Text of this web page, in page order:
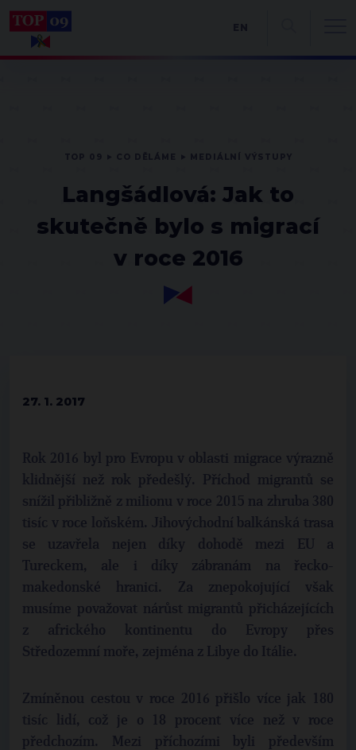
Langšádlová: Jak to
skutečně bylo s migrací
v roce 2016
27. 1. 2017
Rok 2016 byl pro Evropu v oblasti migrace výrazně
klidnější než rok předešlý. Příchod migrantů se
snížil přibližně z milionu v roce 2015 na zhruba 380
tisíc v roce loňském. Jihovýchodní balkánská trasa
se uzavřela nejen díky dohodě mezi EU a
Tureckem, ale i díky zábranám na řecko-
makedonské hranici. Za znepokojující však
musíme považovat nárůst migrantů přicházejících
z afrického kontinentu do Evropy přes
Středozemní moře, zejména z Libye do Itálie.
Zmíněnou cestou v roce 2016 přišlo více jak 180
tisíc lidí, což je o 18 procent více než v roce
předchozím. Mezi příchozími byli především